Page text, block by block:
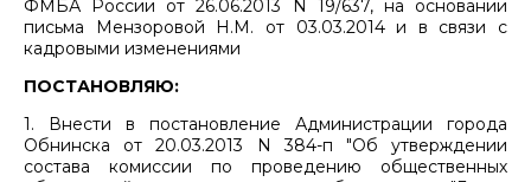
ФМБА России от 26.06.2013 N 19/637, на основании
письма Мензоровой Н.М. от 03.03.2014 и в связи с
кадровыми изменениями
ПОСТАНОВЛЯЮ:
1. Внести в постановление Администрации города
Обнинска от 20.03.2013 N 384-п "Об утверждении
состава комиссии по проведению общественных